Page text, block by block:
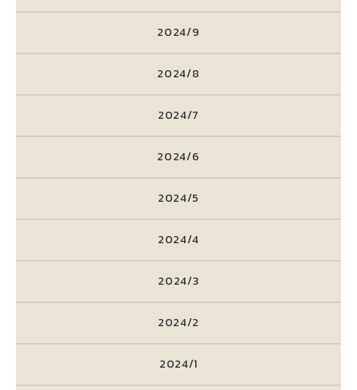
2024/9
2024/8
2024/7
2024/6
2024/5
2024/4
2024/3
2024/2
2024/1